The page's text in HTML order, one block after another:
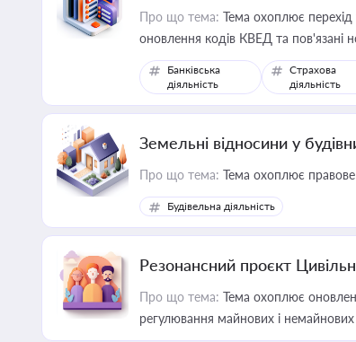
Про що тема: Тема охоплює перехід
оновлення кодів КВЕД та пов'язані
Банківська
діяльність
Страхова
діяльність
Земельні відносини у
Про що тема: Тема охоплює правове
Будівельна діяльність
Резонансний проєкт
Про що тема: Тема охоплює
регулювання майнових і немайнових